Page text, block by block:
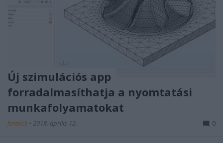
Új szimulációs app
forradalmasíthatja a nyomtatási
munkafolyamatokat
ferenck • 2018. április 12. 0